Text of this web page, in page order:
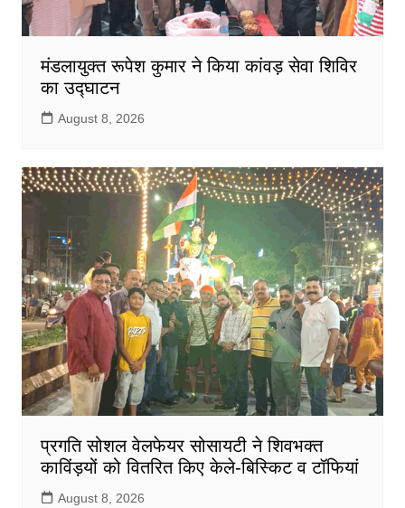
मंडलायुक्त रूपेश कुमार ने किया कांवड़ सेवा शिविर
का उद्घाटन
August 8, 2026
प्रगति सोशल वेलफेयर सोसायटी ने शिवभक्त
काविंड़यों को वितरित किए केले-बिस्किट व टॉफियां
August 8, 2026